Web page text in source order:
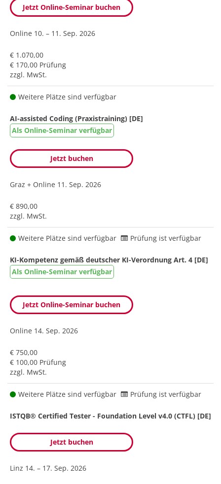
Jetzt Online-Seminar buchen
Online 10. – 11. Sep. 2026
€ 1.070,00
€ 170,00 Prüfung
zzgl. MwSt.
Weitere Plätze sind verfügbar
AI-assisted Coding (Praxistraining) [DE]
Als Online-Seminar verfügbar
Jetzt buchen
Graz + Online 11. Sep. 2026
€ 890,00
zzgl. MwSt.
Weitere Plätze sind verfügbar Prüfung ist verfügbar
KI-Kompetenz gemäß deutscher KI-Verordnung Art. 4 [DE]
Als Online-Seminar verfügbar
Jetzt Online-Seminar buchen
Online 14. Sep. 2026
€ 750,00
€ 100,00 Prüfung
zzgl. MwSt.
Weitere Plätze sind verfügbar Prüfung ist verfügbar
ISTQB® Certified Tester - Foundation Level v4.0 (CTFL) [DE]
Jetzt buchen
Linz 14. – 17. Sep. 2026